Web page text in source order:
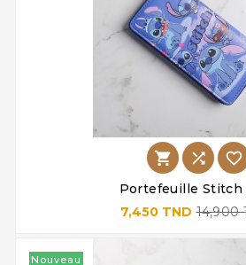
  
Portefeuille Stitch
7,450 TND 14,900
Nouveau